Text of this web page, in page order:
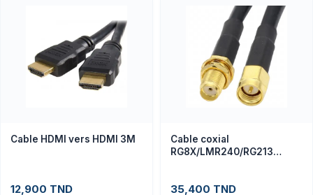
Cable HDMI vers HDMI 3M
12,900 TND
Cable coxial
RG8X/LMR240/RG213
35,400 TND